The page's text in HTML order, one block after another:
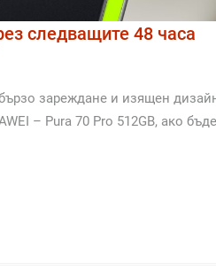
следващите 48 часа
зареждане и изящен
– Pura 70 Pro 512GB, ако бъде